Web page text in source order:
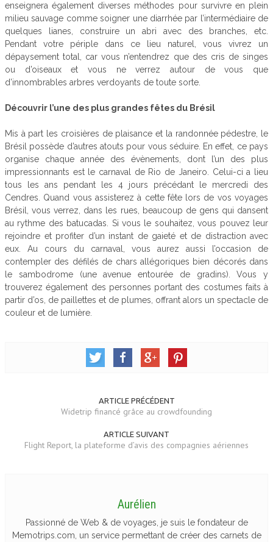
enseignera également diverses méthodes pour survivre en plein
milieu sauvage comme soigner une diarrhée par l’intermédiaire de
quelques lianes, construire un abri avec des branches, etc.
Pendant votre périple dans ce lieu naturel, vous vivrez un
dépaysement total, car vous n’entendrez que des cris de singes
ou d’oiseaux et vous ne verrez autour de vous que
d’innombrables arbres verdoyants de toute sorte.
Découvrir l’une des plus grandes fêtes du Brésil
Mis à part les croisières de plaisance et la randonnée pédestre, le
Brésil possède d’autres atouts pour vous séduire. En effet, ce pays
organise chaque année des évènements, dont l’un des plus
impressionnants est le carnaval de Rio de Janeiro. Celui-ci a lieu
tous les ans pendant les 4 jours précédant le mercredi des
Cendres. Quand vous assisterez à cette fête lors de vos voyages
Brésil, vous verrez, dans les rues, beaucoup de gens qui dansent
au rythme des batucadas. Si vous le souhaitez, vous pouvez leur
rejoindre et profiter d’un instant de gaieté et de distraction avec
eux. Au cours du carnaval, vous aurez aussi l’occasion de
contempler des défilés de chars allégoriques bien décorés dans
le sambodrome (une avenue entourée de gradins). Vous y
trouverez également des personnes portant des costumes faits à
partir d’os, de paillettes et de plumes, offrant alors un spectacle de
couleur et de lumière.
ARTICLE PRÉCÉDENT
Widetrip financé grâce au crowdfounding
ARTICLE SUIVANT
Flight Report, la plateforme d’avis des compagnies aériennes
Aurélien
Passionné de Web & de voyages, je suis le fondateur de
Memotrips.com, un service permettant de créer des carnets de